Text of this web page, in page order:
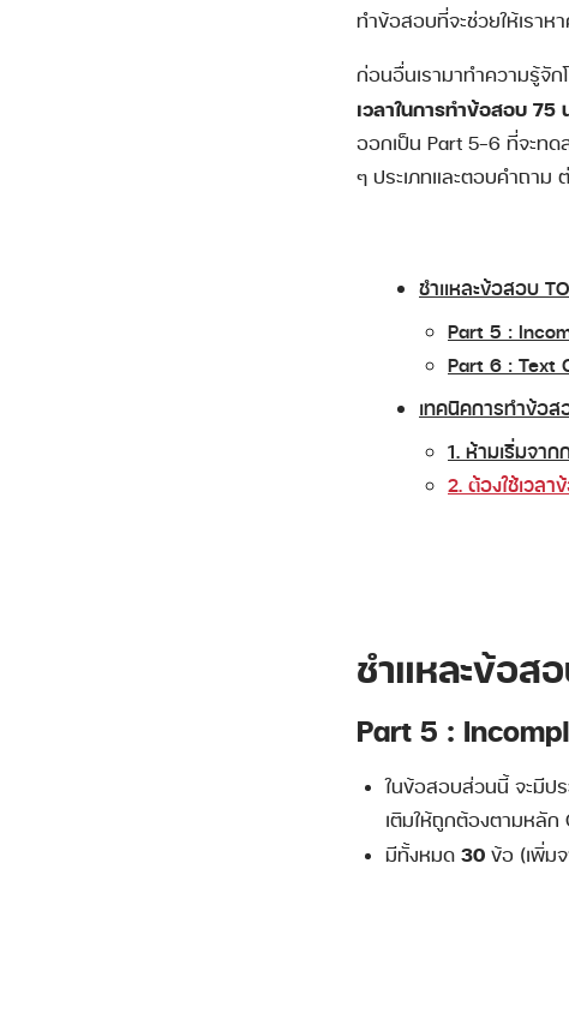
ทำข้อสอบที่จะช่วยให้เราห
ก่อนอื่นเรามาทำความรู้จั
เวลาในการทำข้อสอบ 75
ออกเป็น Part 5-6 ที่จะทด
ๆ ประเภทและตอบคำถาม
ชำแหละข้อสอบ
Part 5 :
Part 6 : Text
เทคนิคการทำข้อ
1. ห้ามเริ่มจาก
2. ต้องใช้เวล
ชำแหละข้อส
Part 5 :
ในข้อสอบส่วนนี้ จะมีปร
เติมให้ถูกต้องตามหลัก
มีทั้งหมด 30 ข้อ (เพิ่ม